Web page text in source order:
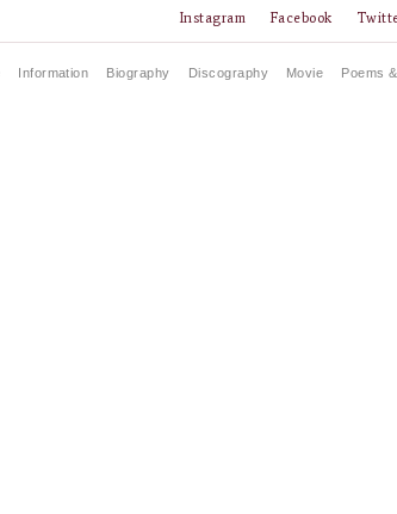
Facebook
Instagram
Information Biography Discography Movie Poems